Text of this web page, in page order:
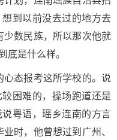
到以前没去过的地方去
少数民族，所以那次他就
底是什么样。
心态报考这所学校的。说
困难的，操场跑道还是
粤语，瑶乡连南的方言
时，他曾想过到广州、